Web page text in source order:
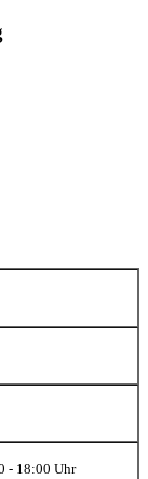
- 18:00 Uhr